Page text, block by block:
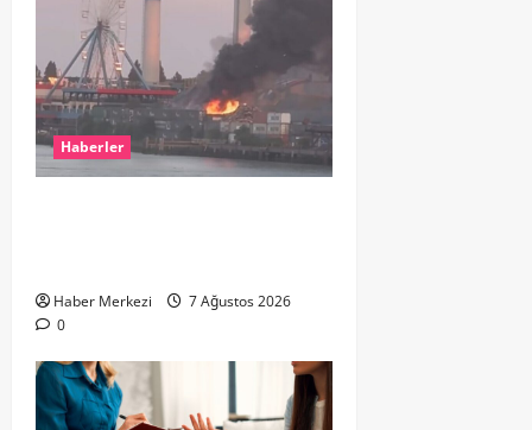
Haberler
Haber Merkezi
7 Ağustos 2026
0